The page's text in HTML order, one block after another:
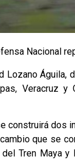
Nacional
Lozano
Veracruz
construirá dos
que se
Tren Maya